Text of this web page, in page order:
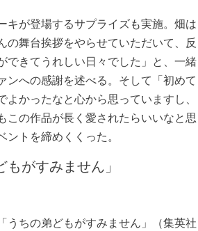
キが登場するサプライズも実施。畑は
の舞台挨拶をやらせていただいて、反
できてうれしい日々でした」と、一緒
ンへの感謝を述べる。そして「初めて
かったなと心から思っていますし、
この作品が長く愛されたらいいなと思
トを締めくくった。
がすみません」
「うちの弟どもがすみません」（集英社